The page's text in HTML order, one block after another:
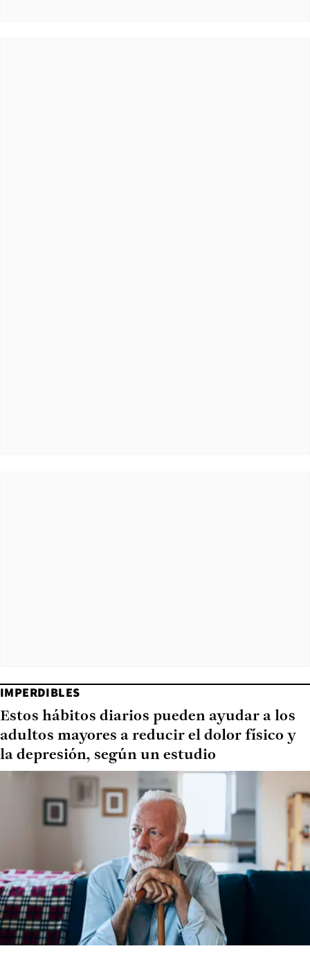
IMPERDIBLES
Estos hábitos diarios pueden ayudar a los
adultos mayores a reducir el dolor físico y
la depresión, según un estudio